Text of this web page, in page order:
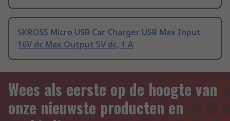
SKROSS Micro USB Car Charger USB Max Input
16V dc Max Output 5V dc, 1 A
Wees als eerste op de hoogte van
onze nieuwste producten en